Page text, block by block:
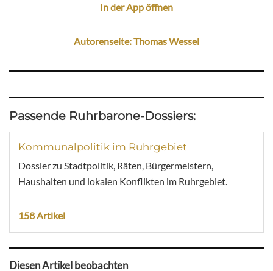
In der App öffnen
Autorenseite: Thomas Wessel
Passende Ruhrbarone-Dossiers:
Kommunalpolitik im Ruhrgebiet
Dossier zu Stadtpolitik, Räten, Bürgermeistern,
Haushalten und lokalen Konflikten im Ruhrgebiet.
158 Artikel
Diesen Artikel beobachten